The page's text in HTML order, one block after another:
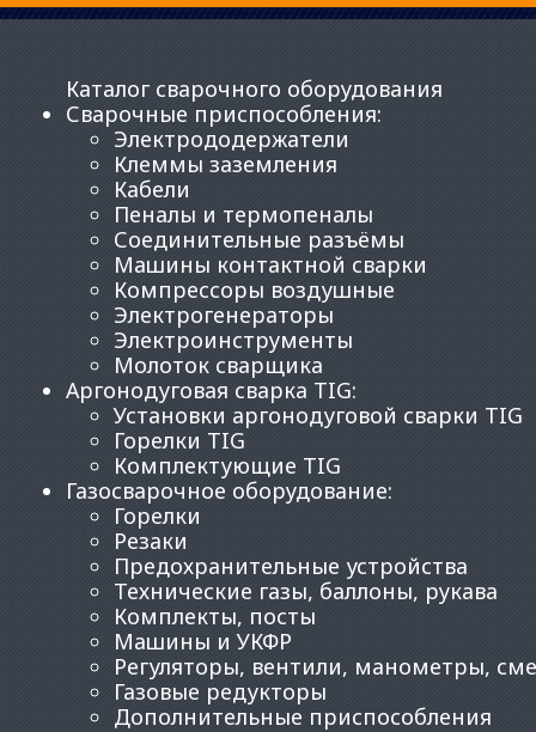
Каталог сварочного оборудования
Сварочные приспособления:
Электрододержатели
Клеммы заземления
Кабели
Пеналы и термопеналы
Соединительные разъёмы
Машины контактной сварки
Компрессоры воздушные
Электрогенераторы
Электроинструменты
Молоток сварщика
Аргонодуговая сварка TIG:
Установки аргонодуговой сварки TIG
Горелки TIG
Комплектующие TIG
Газосварочное оборудование:
Горелки
Резаки
Предохранительные устройства
Технические газы, баллоны, рукава
Комплекты, посты
Машины и УКФР
Регуляторы, вентили, манометры,
Газовые редукторы
Дополнительные приспособления